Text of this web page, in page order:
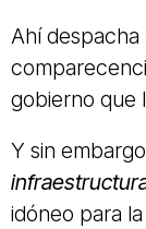
Ahí despacha
gobierno que
Y sin
idóneo para